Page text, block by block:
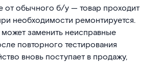
от обычного б/у — товар проходит
необходимости ремонтируется.
заменить неисправные
повторного тестирования
вновь поступает в продажу,